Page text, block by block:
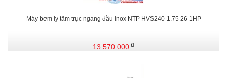
Máy bơm ly tâm trục ngang đầu inox NTP HVS240-1.75 26 1HP
13.570.000